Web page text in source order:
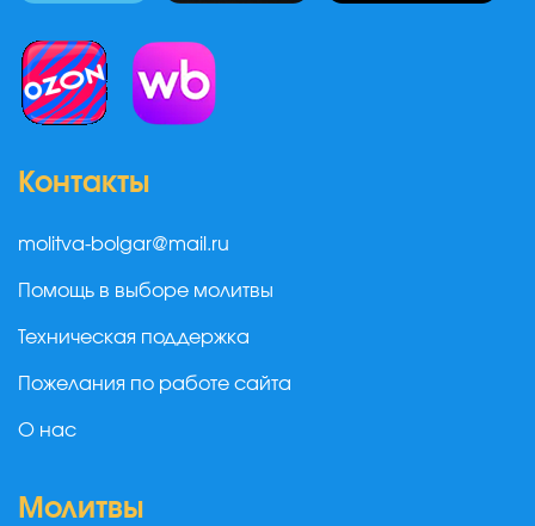
Контакты
molitva-bolgar@mail.ru
Помощь в выборе молитвы
Техническая поддержка
Пожелания по работе сайта
О нас
Молитвы